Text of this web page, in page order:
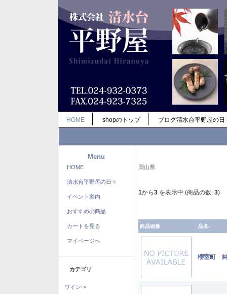
HOME shopのトップ ブログ清水台平野屋の日
Menu
HOME
清水台平野屋の日々
イベント案内
おすすめの商品
カートを見る
マイページへ
カテゴリ
ワイン->
岡山県
1から3 を表示中 (商品の数: 3)
商品画像 品名-
櫻室町